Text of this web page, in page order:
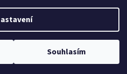
Souhlasím
cookies
Shoptet